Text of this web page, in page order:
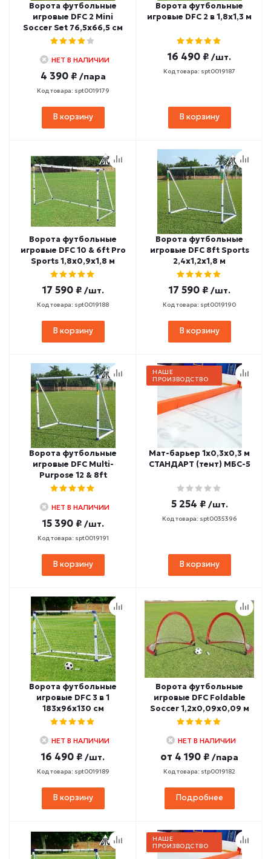
Ворота футбольные
игровые DFC 2 Mini
Soccer Set 76,5х66,5 см
НЕТ В НАЛИЧИИ
4 390 ₽ /пара
Код товара: spt0019179
В корзину
Ворота футбольные
игровые DFC 2 в 1,8х1,3 м
16 490 ₽ /шт.
Код товара: spt0019187
В корзину
Ворота футбольные
игровые DFC 10 & 6ft Pro
Sports 1,8х0,9х1,8 м
17 590 ₽ /шт.
Код товара: spt0019188
В корзину
Ворота футбольные
игровые DFC 8ft Sports
2,4х1,2х1,8 м
17 590 ₽ /шт.
Код товара: spt0019190
В корзину
Ворота футбольные
игровые DFC Multi-
Purpose 12 & 8ft
НЕТ В НАЛИЧИИ
15 390 ₽ /шт.
Код товара: spt0019191
В корзину
НАШЕ
ПРОИЗВОДСТВО
Мат-барьер 1х0,3х0,3 м
СТАНДАРТ (тент) МБС-5
5 254 ₽ /шт.
Код товара: spt0035396
В корзину
Ворота футбольные
игровые DFC 3 в 1
183х96х130 см
НЕТ В НАЛИЧИИ
16 490 ₽ /шт.
Код товара: spt0019189
В корзину
Ворота футбольные
игровые DFC Foldable
Soccer 1,2х0,09х0,09 м
НЕТ В НАЛИЧИИ
от 4 190 ₽ /пара
Код товара: stp0019182
Подробнее
НАШЕ
ПРОИЗВОДСТВО